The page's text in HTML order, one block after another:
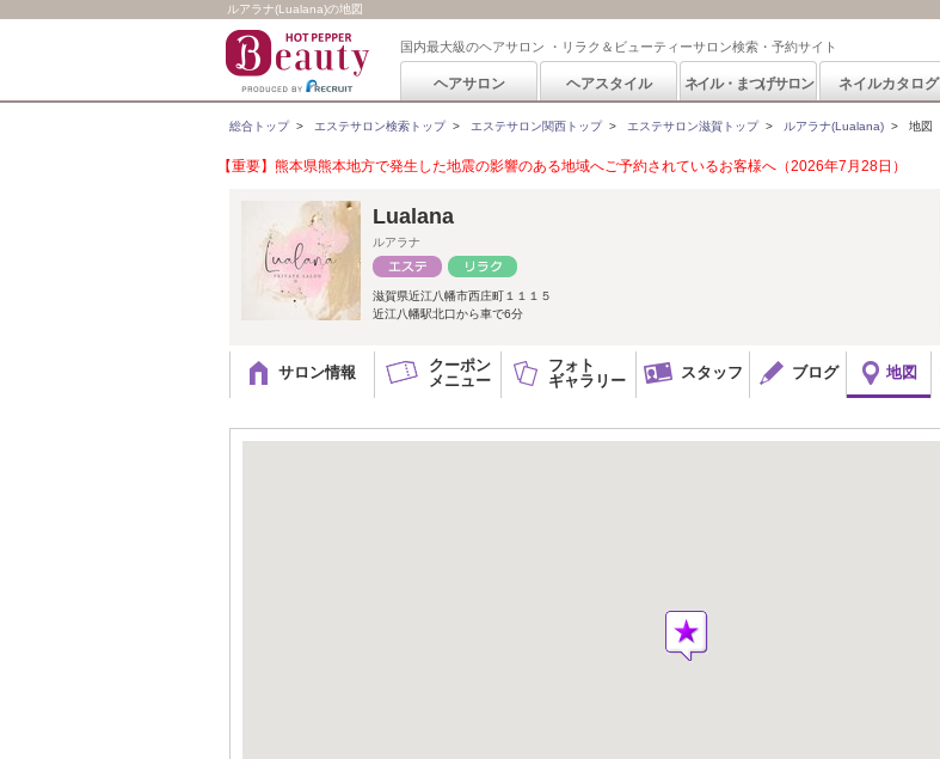
ルアラナ(Lualana)の地図
国内最大級のヘアサロン ・リラク＆ビューティーサロン検索・予約サイト
ヘアサロン ヘアスタイル ネイル・まつげサロン ネイルカタログ
総合トップ> エステサロン検索トップ> エステサロン関西トップ> エステサロン滋賀トップ> ルアラナ(Lualana) > 地図
【重要】熊本県熊本地方で発生した地震の影響のある地域へご予約されているお客様へ（2026年7月28日）
Lualana
ルアラナ
滋賀県近江八幡市西庄町１１１５
近江八幡駅北口から車で6分
サロン情報
クーポン
メニュー
フォト
ギャラリー
スタッフ ブログ 地図